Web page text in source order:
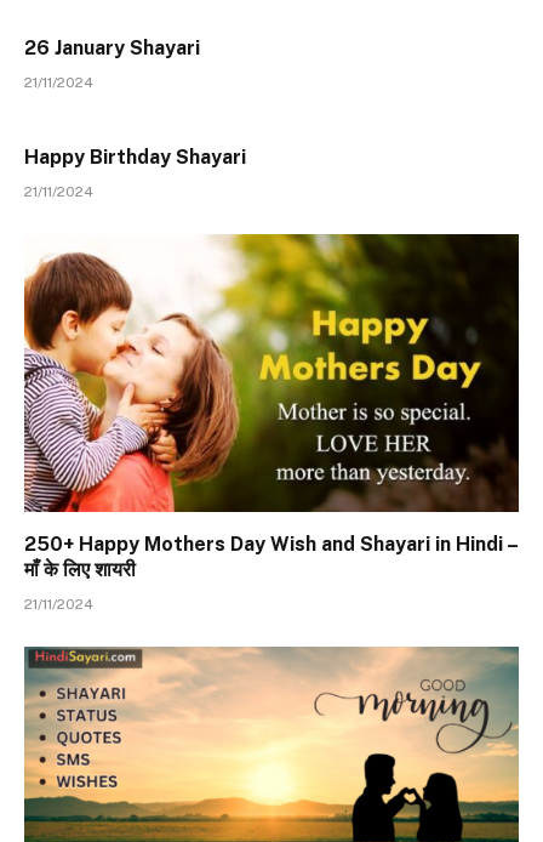
26 January Shayari
21/11/2024
Happy Birthday Shayari
21/11/2024
250+ Happy Mothers Day Wish and Shayari in Hindi –
माँ के लिए शायरी
21/11/2024